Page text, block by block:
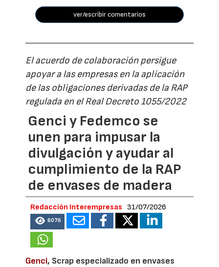
ver/escribir comentarios
El acuerdo de colaboración persigue
apoyar a las empresas en la aplicación
de las obligaciones derivadas de la RAP
regulada en el Real Decreto 1055/2022
Genci y Fedemco se
unen para impusar la
divulgación y ayudar al
cumplimiento de la RAP
de envases de madera
Redacción Interempresas 31/07/2026
6076
Genci, Scrap especializado en envases